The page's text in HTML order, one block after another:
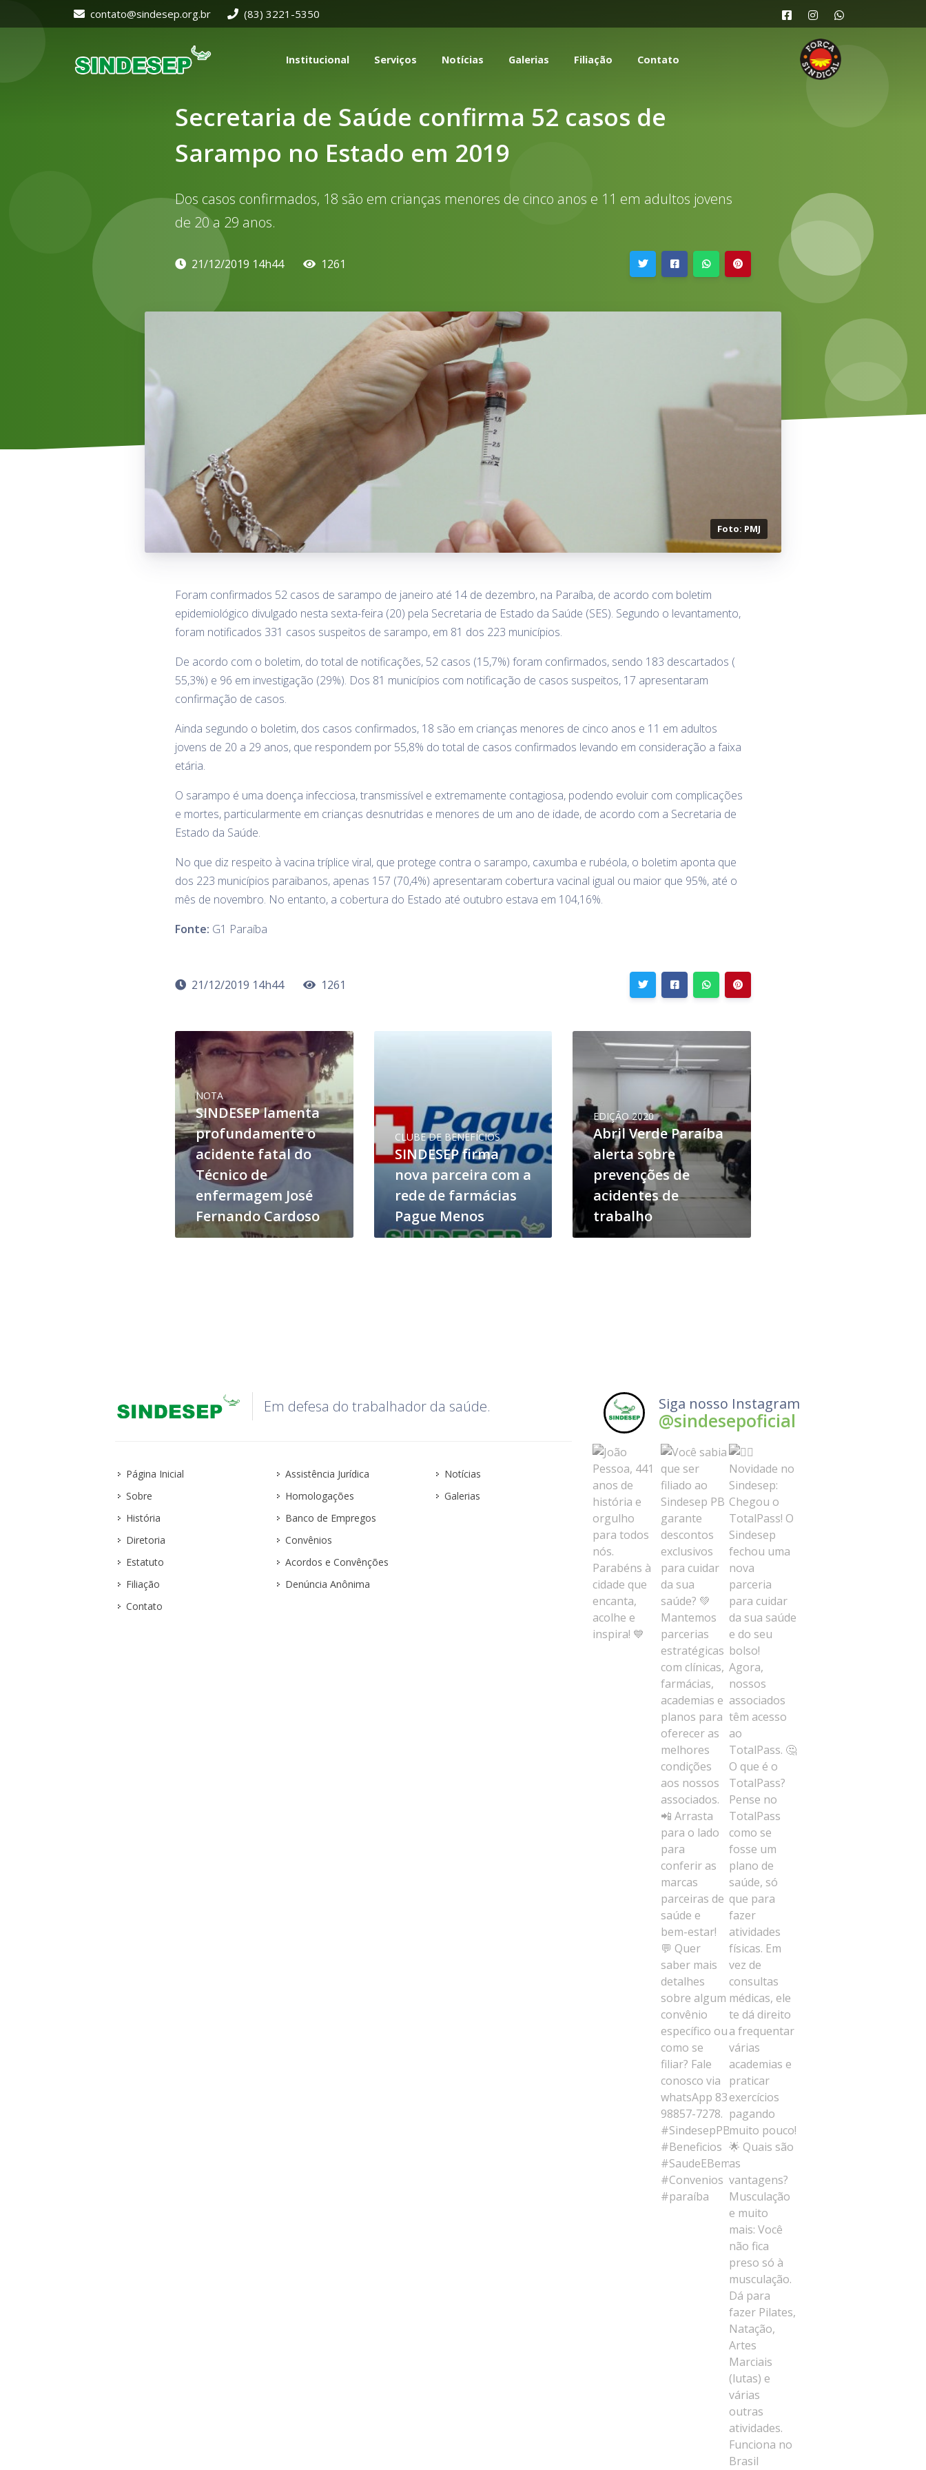
contato@sindesep.org.br (83) 3221-5350
Institucional Serviços Notícias Galerias Filiação Contato
Secretaria de Saúde confirma 52 casos de
Sarampo no Estado em 2019
Dos casos confirmados, 18 são em crianças menores de cinco anos e 11 em adultos jovens
de 20 a 29 anos.
21/12/2019 14h44 1261
Foto: PMJ
Foram confirmados 52 casos de sarampo de janeiro até 14 de dezembro, na Paraíba, de acordo com boletim
epidemiológico divulgado nesta sexta-feira (20) pela Secretaria de Estado da Saúde (SES). Segundo o levantamento,
foram notificados 331 casos suspeitos de sarampo, em 81 dos 223 municípios.
De acordo com o boletim, do total de notificações, 52 casos (15,7%) foram confirmados, sendo 183 descartados (
55,3%) e 96 em investigação (29%). Dos 81 municípios com notificação de casos suspeitos, 17 apresentaram
confirmação de casos.
Ainda segundo o boletim, dos casos confirmados, 18 são em crianças menores de cinco anos e 11 em adultos
jovens de 20 a 29 anos, que respondem por 55,8% do total de casos confirmados levando em consideração a faixa
etária.
O sarampo é uma doença infecciosa, transmissível e extremamente contagiosa, podendo evoluir com complicações
e mortes, particularmente em crianças desnutridas e menores de um ano de idade, de acordo com a Secretaria de
Estado da Saúde.
No que diz respeito à vacina tríplice viral, que protege contra o sarampo, caxumba e rubéola, o boletim aponta que
dos 223 municípios paraibanos, apenas 157 (70,4%) apresentaram cobertura vacinal igual ou maior que 95%, até o
mês de novembro. No entanto, a cobertura do Estado até outubro estava em 104,16%.
Fonte: G1 Paraíba
21/12/2019 14h44 1261
NOTA
SINDESEP lamenta
profundamente o
acidente fatal do
Técnico de
enfermagem José
Fernando Cardoso
CLUBE DE BENEFÍCIOS
SINDESEP firma
nova parceira com a
rede de farmácias
Pague Menos
EDIÇÃO 2020
Abril Verde Paraíba
alerta sobre
prevenções de
acidentes de
trabalho
Em defesa do trabalhador da saúde.
Página Inicial
Sobre
História
Diretoria
Estatuto
Filiação
Contato
Assistência Jurídica
Homologações
Banco de Empregos
Convênios
Acordos e Convênções
Denúncia Anônima
Notícias
Galerias
Siga nosso Instagram
@sindesepoficial